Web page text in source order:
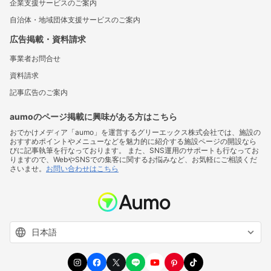
企業支援サービスのご案内
自治体・地域団体支援サービスのご案内
広告掲載・資料請求
事業者お問合せ
資料請求
記事広告のご案内
aumoのページ掲載に興味がある方はこちら
おでかけメディア「aumo」を運営するグリーエックス株式会社では、施設の
おすすめポイントやメニューなどを魅力的に紹介する施設ページの開設なら
びに記事執筆を行なっております。 また、SNS運用のサポートも行なってお
りますので、WebやSNSでの集客に関するお悩みなど、お気軽にご相談くだ
さいませ。 お問い合わせはこちら